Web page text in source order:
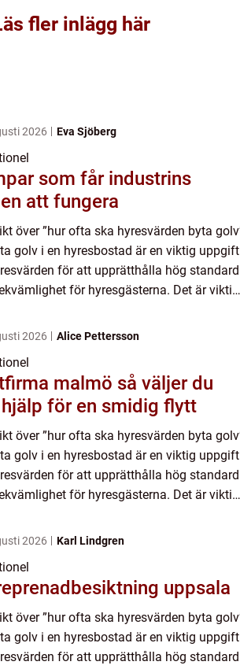
fler inlägg här
2026 Eva Sjöberg
som får industrins
att fungera
över ”hur ofta ska hyresvärden byta
golv i en hyresbostad är en viktig uppgift
för att upprätthålla hög standard
för hyresgästerna. Det är viktigt
2026 Alice Pettersson
malmö så väljer du
för en smidig flytt
över ”hur ofta ska hyresvärden byta
golv i en hyresbostad är en viktig uppgift
för att upprätthålla hög standard
för hyresgästerna. Det är viktigt
2026 Karl Lindgren
uppsala
över ”hur ofta ska hyresvärden byta
golv i en hyresbostad är en viktig uppgift
för att upprätthålla hög standard